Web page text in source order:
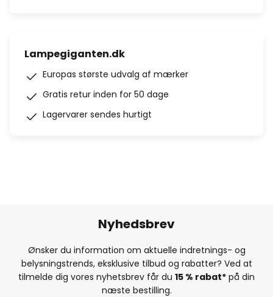
Lampegiganten.dk
Europas største udvalg af mærker
Gratis retur inden for 50 dage
Lagervarer sendes hurtigt
Nyhedsbrev
Ønsker du information om aktuelle indretnings- og
belysningstrends, eksklusive tilbud og rabatter? Ved at
tilmelde dig vores nyhetsbrev får du 15 % rabat* på din
næste bestilling.